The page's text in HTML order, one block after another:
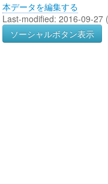
本データを編集する
Last-modified: 2016-09-27
ソーシャルボタン表示